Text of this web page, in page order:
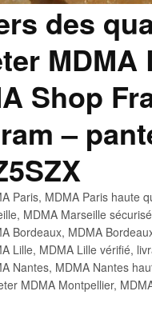
des
MDMA
Shop
–
Paris, MDMA Paris haute
MDMA Marseille
Bordeaux, MDMA
Lille, MDMA Lille vérifié,
Nantes, MDMA Nantes
MDMA Montpellier,